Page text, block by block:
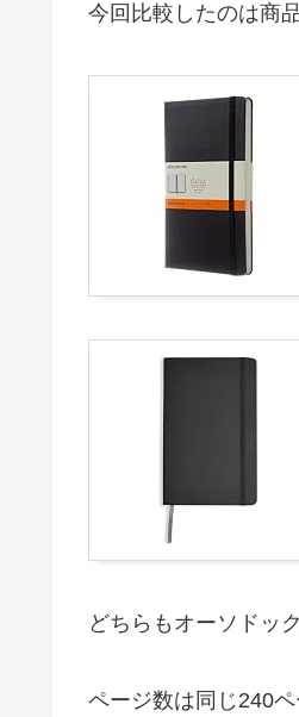
今回比較したのは商
どちらもオーソドッ
ページ数は同じ240